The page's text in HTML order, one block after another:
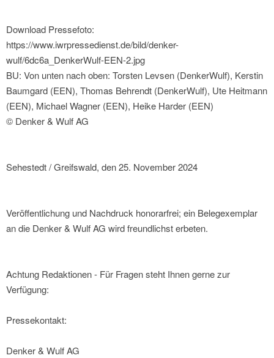
Download Pressefoto:
https://www.iwrpressedienst.de/bild/denker-
wulf/6dc6a_DenkerWulf-EEN-2.jpg
BU: Von unten nach oben: Torsten Levsen (DenkerWulf), Kerstin
Baumgard (EEN), Thomas Behrendt (DenkerWulf), Ute Heitmann
(EEN), Michael Wagner (EEN), Heike Harder (EEN)
© Denker & Wulf AG
Sehestedt / Greifswald, den 25. November 2024
Veröffentlichung und Nachdruck honorarfrei; ein Belegexemplar
an die Denker & Wulf AG wird freundlichst erbeten.
Achtung Redaktionen - Für Fragen steht Ihnen gerne zur
Verfügung:
Pressekontakt:
Denker & Wulf AG